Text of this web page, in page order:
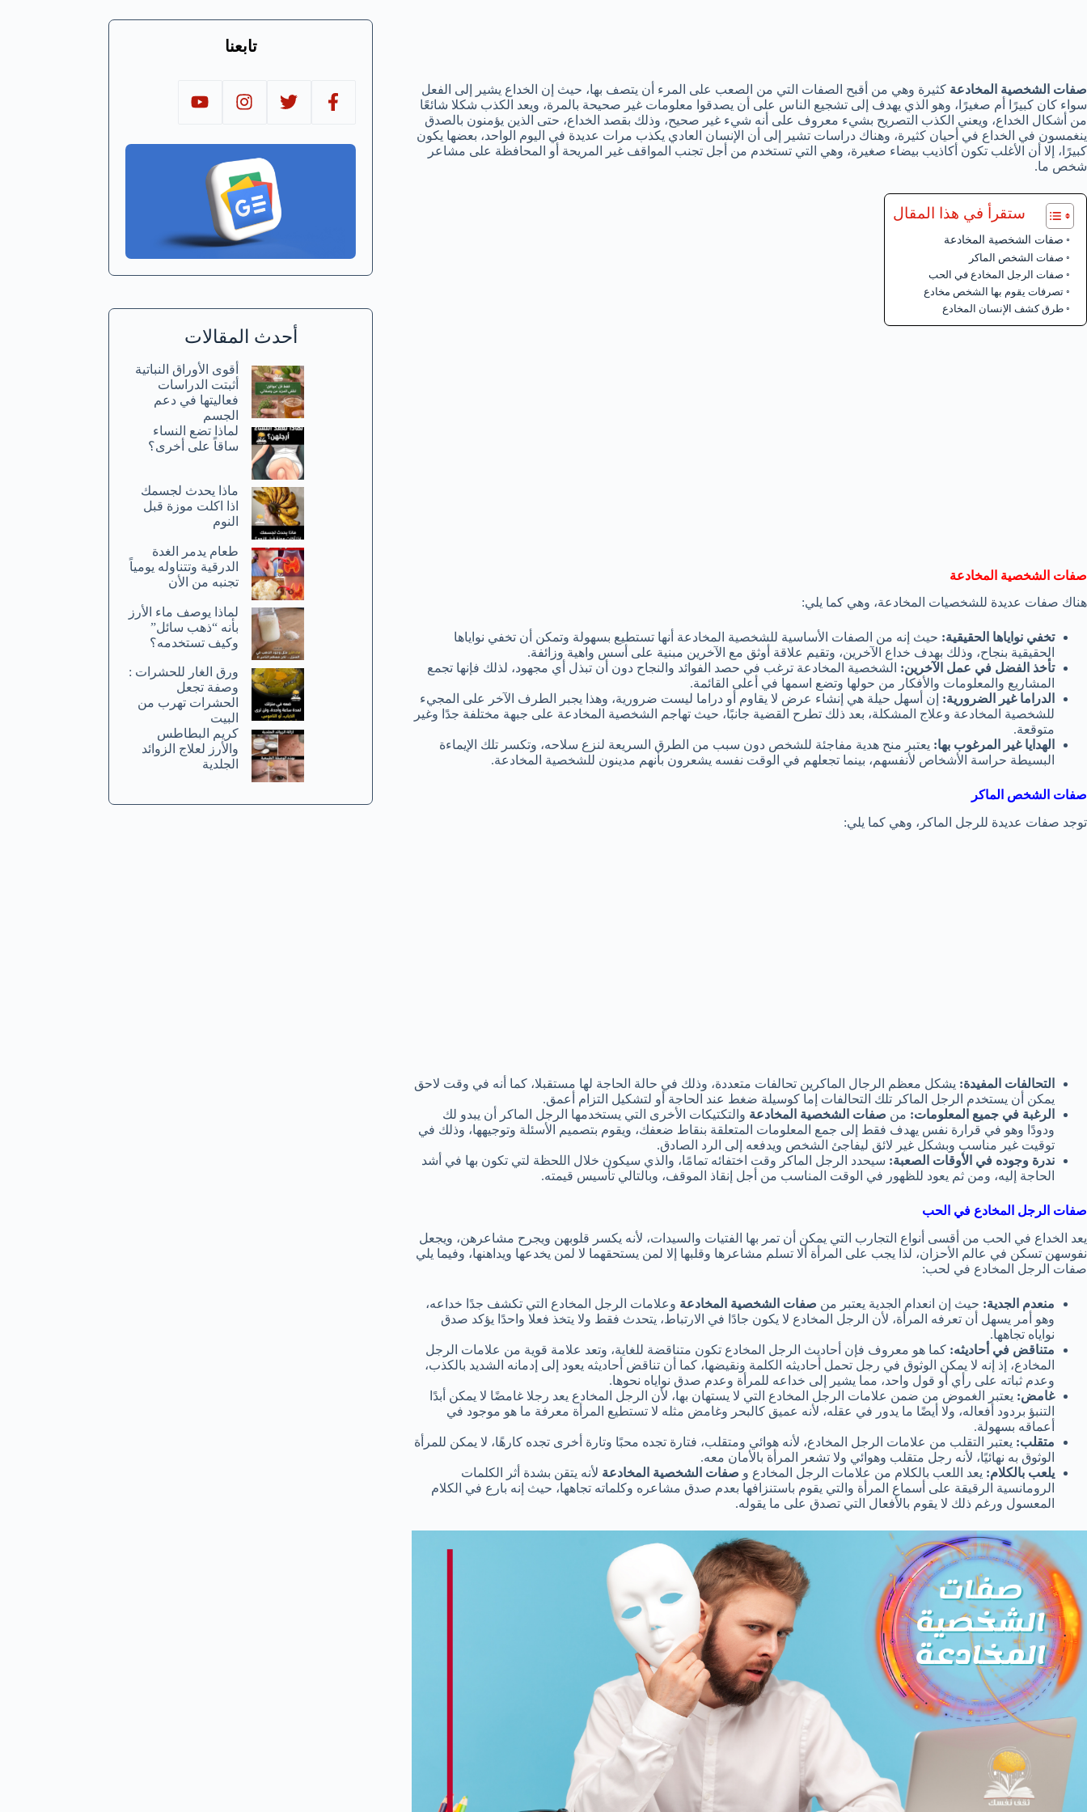
صفات الشخصية المخادعة كثيرة وهي من أقبح الصفات التي من الصعب على المرء أن يتصف بها، حيث إن الخداع يشير إلى الفعل
سواء كان كبيرًا أم صغيرًا، وهو الذي يهدف إلى تشجيع الناس على أن يصدقوا معلومات غير صحيحة بالمرة، ويعد الكذب شكلا شائعًا
من أشكال الخداع، ويعني الكذب التصريح بشيء معروف على أنه شيء غير صحيح، وذلك بقصد الخداع، حتى الذين يؤمنون بالصدق
ينغمسون في الخداع في أحيان كثيرة، وهناك دراسات تشير إلى أن الإنسان العادي يكذب مرات عديدة في اليوم الواحد، بعضها يكون
كبيرًا، إلا أن الأغلب تكون أكاذيب بيضاء صغيرة، وهي التي تستخدم من أجل تجنب المواقف غير المريحة أو المحافظة على مشاعر
شخص ما.
ستقرأ في هذا المقال
صفات الشخصية المخادعة
صفات الشخص الماكر
صفات الرجل المخادع في الحب
تصرفات يقوم بها الشخص مخادع
طرق كشف الإنسان المخادع
صفات الشخصية المخادعة
هناك صفات عديدة للشخصيات المخادعة، وهي كما يلي:
تخفي نواياها الحقيقية: حيث إنه من الصفات الأساسية للشخصية المخادعة أنها تستطيع بسهولة وتمكن أن تخفي نواياها
الحقيقية بنجاح، وذلك بهدف خداع الآخرين، وتقيم علاقة أوثق مع الآخرين مبنية على أسس واهية وزائفة.
تأخذ الفضل في عمل الآخرين: الشخصية المخادعة ترغب في حصد الفوائد والنجاح دون أن تبذل أي مجهود، لذلك فإنها تجمع
المشاريع والمعلومات والأفكار من حولها وتضع اسمها في أعلى القائمة.
الدراما غير الضرورية: إن أسهل حيلة هي إنشاء عرض لا يقاوم أو دراما ليست ضرورية، وهذا يجبر الطرف الآخر على المجيء
للشخصية المخادعة وعلاج المشكلة، بعد ذلك تطرح القضية جانبًا، حيث تهاجم الشخصية المخادعة على جبهة مختلفة جدًا وغير
متوقعة.
الهدايا غير المرغوب بها: يعتبر منح هدية مفاجئة للشخص دون سبب من الطرق السريعة لنزع سلاحه، وتكسر تلك الإيماءة
البسيطة حراسة الأشخاص لأنفسهم، بينما تجعلهم في الوقت نفسه يشعرون بأنهم مدينون للشخصية المخادعة.
صفات الشخص الماكر
توجد صفات عديدة للرجل الماكر، وهي كما يلي:
التحالفات المفيدة: يشكل معظم الرجال الماكرين تحالفات متعددة، وذلك في حالة الحاجة لها مستقبلا، كما أنه في وقت لاحق
يمكن أن يستخدم الرجل الماكر تلك التحالفات إما كوسيلة ضغط عند الحاجة أو لتشكيل التزام أعمق.
الرغبة في جميع المعلومات: من صفات الشخصية المخادعة والتكتيكات الأخرى التي يستخدمها الرجل الماكر أن يبدو لك
ودودًا وهو في قرارة نفس يهدف فقط إلى جمع المعلومات المتعلقة بنقاط ضعفك، ويقوم بتصميم الأسئلة وتوجيهها، وذلك في
توقيت غير مناسب وبشكل غير لائق ليفاجئ الشخص ويدفعه إلى الرد الصادق.
ندرة وجوده في الأوقات الصعبة: سيحدد الرجل الماكر وقت اختفائه تمامًا، والذي سيكون خلال اللحظة لتي تكون بها في أشد
الحاجة إليه، ومن ثم يعود للظهور في الوقت المناسب من أجل إنقاذ الموقف، وبالتالي تأسيس قيمته.
صفات الرجل المخادع في الحب
يعد الخداع في الحب من أقسى أنواع التجارب التي يمكن أن تمر بها الفتيات والسيدات، لأنه يكسر قلوبهن ويجرح مشاعرهن، ويجعل
نفوسهن تسكن في عالم الأحزان، لذا يجب على المرأة ألا تسلم مشاعرها وقلبها إلا لمن يستحقهما لا لمن يخدعها ويداهنها، وفيما يلي
صفات الرجل المخادع في لحب:
منعدم الجدية: حيث إن انعدام الجدية يعتبر من صفات الشخصية المخادعة وعلامات الرجل المخادع التي تكشف جدًا خداعه،
وهو أمر يسهل أن تعرفه المرأة، لأن الرجل المخادع لا يكون جادًا في الارتباط، يتحدث فقط ولا يتخذ فعلا واحدًا يؤكد صدق
نواياه تجاهها.
متناقض في أحاديثه: كما هو معروف فإن أحاديث الرجل المخادع تكون متناقضة للغاية، وتعد علامة قوية من علامات الرجل
المخادع، إذ إنه لا يمكن الوثوق في رجل تحمل أحاديثه الكلمة ونقيضها، كما أن تناقض أحاديثه يعود إلى إدمانه الشديد بالكذب،
وعدم ثباته على رأي أو قول واحد، مما يشير إلى خداعه للمرأة وعدم صدق نواياه نحوها.
غامض: يعتبر الغموض من ضمن علامات الرجل المخادع التي لا يستهان بها، لأن الرجل المخادع يعد رجلا غامضًا لا يمكن أبدًا
التنبؤ بردود أفعاله، ولا أيضًا ما يدور في عقله، لأنه عميق كالبحر وغامض مثله لا تستطيع المرأة معرفة ما هو موجود في
أعماقه بسهولة.
متقلب: يعتبر التقلب من علامات الرجل المخادع، لأنه هوائي ومتقلب، فتارة تجده محبًا وتارة أخرى تجده كارهًا، لا يمكن للمرأة
الوثوق به نهائيًا، لأنه رجل متقلب وهوائي ولا تشعر المرأة بالأمان معه.
يلعب بالكلام: يعد اللعب بالكلام من علامات الرجل المخادع و صفات الشخصية المخادعة لأنه يتقن بشدة أثر الكلمات
الرومانسية الرقيقة على أسماع المرأة والتي يقوم باستنزافها بعدم صدق مشاعره وكلماته تجاهها، حيث إنه بارع في الكلام
المعسول ورغم ذلك لا يقوم بالأفعال التي تصدق على ما يقوله.
تابعنا
أحدث المقالات
أقوى الأوراق النباتية
أثبتت الدراسات
فعاليتها في دعم
الجسم
لماذا تضع النساء
ساقاً على أخرى؟
ماذا يحدث لجسمك
اذا اكلت موزة قبل
النوم
طعام يدمر الغدة
الدرقية وتتناوله يومياً
تجنبه من الأن
لماذا يوصف ماء الأرز
بأنه “ذهب سائل”
وكيف تستخدمه؟
ورق الغار للحشرات :
وصفة تجعل
الحشرات تهرب من
البيت
كريم البطاطس
والأرز لعلاج الزوائد
الجلدية